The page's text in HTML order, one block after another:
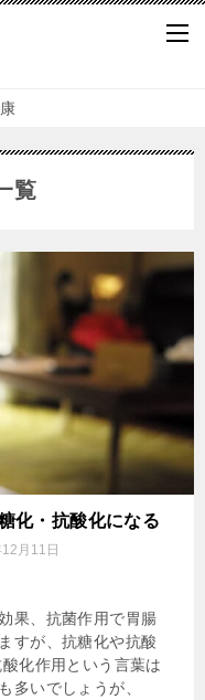
覧
化・抗酸化になる
月11日
果、抗菌作用で胃腸
すが、抗糖化や抗酸
化作用という言葉は
多いでしょうが、